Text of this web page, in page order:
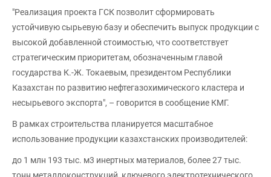
"Реализация проекта ГСК позволит сформировать
устойчивую сырьевую базу и обеспечить выпуск продукции с
высокой добавленной стоимостью, что соответствует
стратегическим приоритетам, обозначенным главой
государства К.-Ж. Токаевым, президентом Республики
Казахстан по развитию нефтегазохимического кластера и
несырьевого экспорта", – говорится в сообщение КМГ.
В рамках строительства планируется масштабное
использование продукции казахстанских производителей:
до 1 млн 193 тыс. м3 инертных материалов, более 27 тыс.